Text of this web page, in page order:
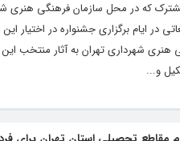
که در محل سازمان فرهنگی هنری
در ایام برگزاری جشنواره در اختیار
شهرداری تهران به آثار منتخب این
و...